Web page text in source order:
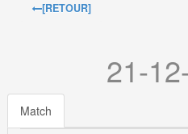
[RETOUR]
21-
Match